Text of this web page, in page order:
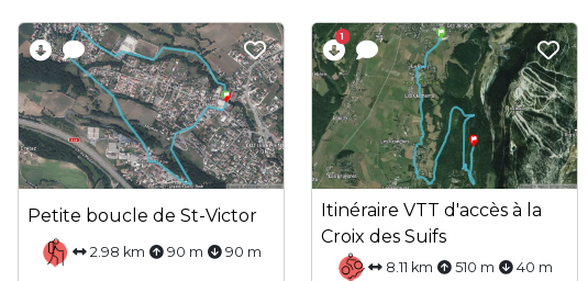
Petite boucle de St-Victor
2.98 km 90 m 90 m
1
Itinéraire VTT d'accès à la
Croix des Suifs
8.11 km 510 m 40 m